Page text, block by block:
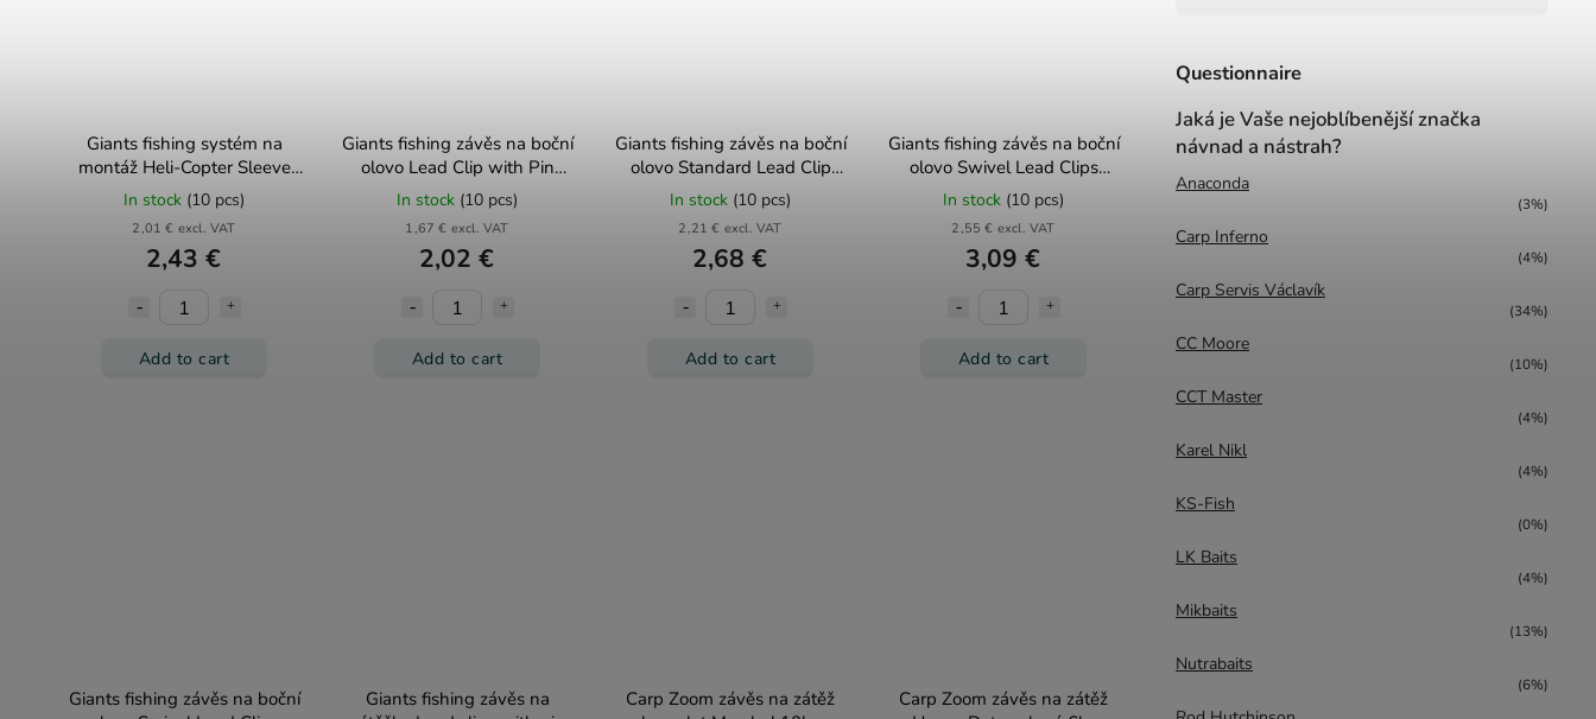
Questionnaire
Jaká je Vaše nejoblíbenější značka
návnad a nástrah?
Anaconda
(3%)
Carp Inferno
(4%)
Carp Servis Václavík
(34%)
CC Moore
(10%)
CCT Master
(4%)
Karel Nikl
(4%)
KS-Fish
(0%)
LK Baits
(4%)
Mikbaits
(13%)
Nutrabaits
(6%)
Giants fishing systém na
montáž Heli-Copter Sleeve
Green 5ks
In stock (10 pcs)
2,01 € excl. VAT
2,43 €
Add to cart
Giants fishing závěs na boční
olovo Lead Clip with Pin
Brown 10ks
In stock (10 pcs)
1,67 € excl. VAT
2,02 €
Add to cart
Giants fishing závěs na boční
olovo Standard Lead Clip
Green 10ks
In stock (10 pcs)
2,21 € excl. VAT
2,68 €
Add to cart
Giants fishing závěs na boční
olovo Swivel Lead Clips
Green 5ks
In stock (10 pcs)
2,55 € excl. VAT
3,09 €
Add to cart
Giants fishing závěs na boční
Giants fishing závěs na
Carp Zoom závěs na zátěž
Carp Zoom závěs na zátěž